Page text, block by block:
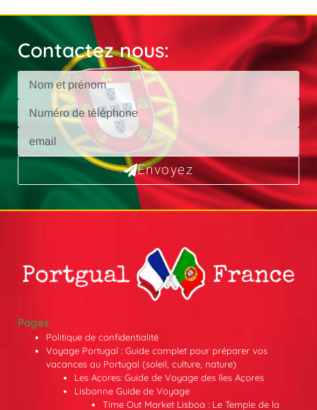
Contactez nous:
Envoyez
Pages
Politique de confidentialité
Voyage Portugal : Guide complet pour préparer vos
vacances au Portugal (soleil, culture, nature)
Les Açores: Guide de Voyage des îles Açores
Lisbonne Guide de Voyage
Time Out Market Lisboa : Le Temple de la